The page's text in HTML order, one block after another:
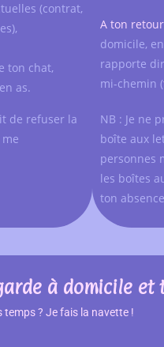
(contrat,
ton chat,
as.
de refuser la
A ton retour
domicile,
rapporte
mi-chemin (
NB : Je ne
boîte aux
personnes
les boîtes
ton
à domicile et
temps ? Je fais la navette !